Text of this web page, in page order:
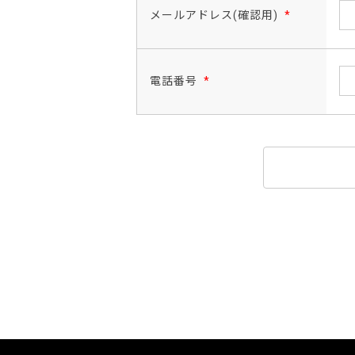
メールアドレス(確認用) *
電話番号 *